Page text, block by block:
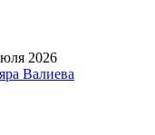
2026
Валиева